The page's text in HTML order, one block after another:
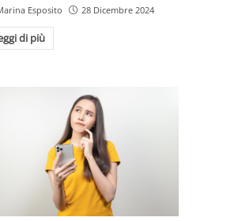
Esposito 28 Dicembre 2024
di più